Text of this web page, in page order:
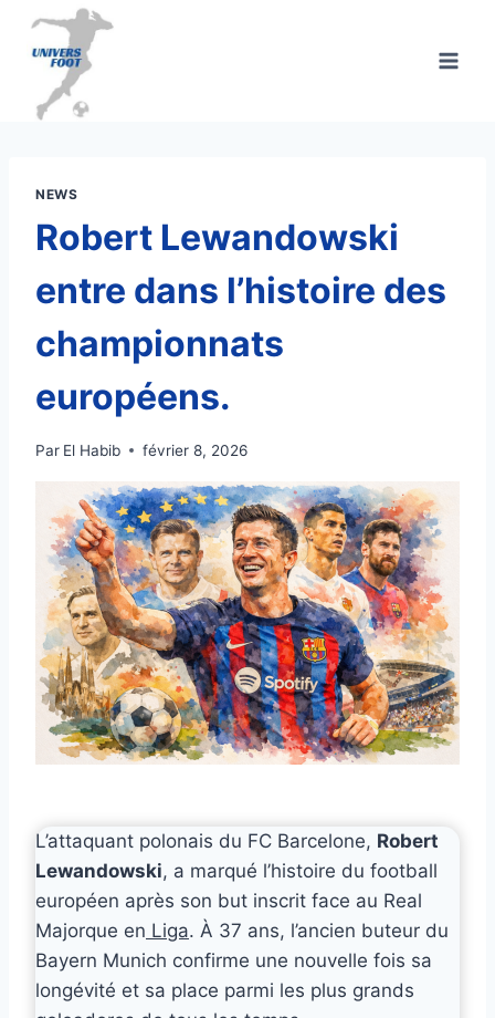
Aller
contenu
NEWS
Robert Lewandowski
entre dans l’histoire des
championnats
européens.
Par El Habib février 8, 2026
L’attaquant polonais du FC Barcelone, Robert
Lewandowski, a marqué l’histoire du football
européen après son but inscrit face au Real
Majorque en Liga. À 37 ans, l’ancien buteur du
Bayern Munich confirme une nouvelle fois sa
longévité et sa place parmi les plus grands